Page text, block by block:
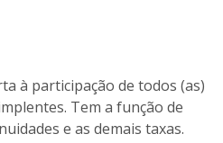
à participação de todos (as)
Tem a função de
e as demais taxas.